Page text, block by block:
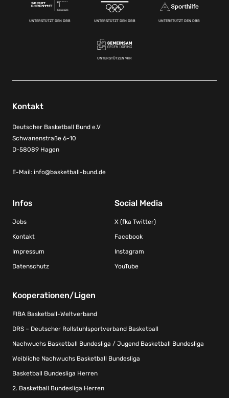
UNTERSTÜTZT DEN DBB UNTERSTÜTZT DEN DBB UNTERSTÜTZT DEN DBB
UNTERSTÜTZEN WIR
Kontakt
Deutscher Basketball Bund e.V
Schwanenstraße 6-10
D-58089 Hagen
E-Mail: info@basketball-bund.de
Infos
Jobs
Kontakt
Impressum
Datenschutz
Social Media
X (fka Twitter)
Facebook
Instagram
YouTube
Kooperationen/Ligen
FIBA Basketball-Weltverband
DRS – Deutscher Rollstuhlsportverband Basketball
Nachwuchs Basketball Bundesliga / Jugend Basketball Bundesliga
Weibliche Nachwuchs Basketball Bundesliga
Basketball Bundesliga Herren
2. Basketball Bundesliga Herren